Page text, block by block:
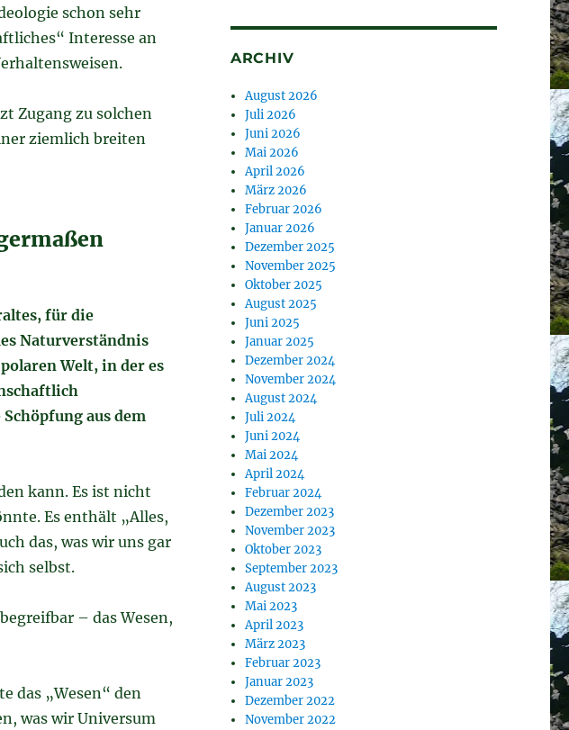
schon sehr
Interesse an
Zugang zu solchen
ziemlich breiten
für die
Naturverständnis
Welt, in der es
aus dem
kann. Es ist nicht
Es enthält „Alles,
das, was wir uns gar
selbst.
– das Wesen,
das „Wesen“ den
was wir Universum
ARCHIV
August 2026
Juli 2026
Juni 2026
Mai 2026
April 2026
März 2026
Februar 2026
Januar 2026
Dezember 2025
November 2025
Oktober 2025
August 2025
Juni 2025
Januar 2025
Dezember 2024
November 2024
August 2024
Juli 2024
Juni 2024
Mai 2024
April 2024
Februar 2024
Dezember 2023
November 2023
Oktober 2023
September 2023
August 2023
Mai 2023
April 2023
März 2023
Februar 2023
Januar 2023
Dezember 2022
November 2022